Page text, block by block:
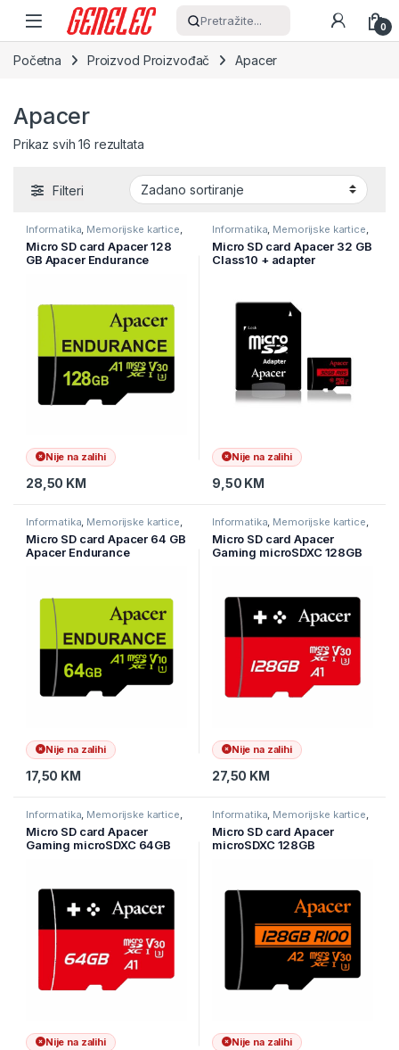
Skip to navigation
Skip to content
Pretražite... 0
Početna Proizvod Proizvođač Apacer
Apacer
Prikaz svih 16 rezultata
Filteri
Informatika, Memorijske kartice,
Pohrana podataka
Micro SD card Apacer 128
GB Apacer Endurance
Nije na zalihi
28,50 KM
Informatika, Memorijske kartice,
Pohrana podataka
Micro SD card Apacer 32 GB
Class10 + adapter
Nije na zalihi
9,50 KM
Informatika, Memorijske kartice,
Micro SD card Apacer 64 GB
Apacer Endurance
Nije na zalihi
17,50 KM
Informatika, Memorijske kartice,
Micro SD card Apacer
Gaming microSDXC 128GB
Nije na zalihi
27,50 KM
Informatika, Memorijske kartice,
Micro SD card Apacer
Gaming microSDXC 64GB
Nije na zalihi
Informatika, Memorijske kartice,
Micro SD card Apacer
microSDXC 128GB
Nije na zalihi